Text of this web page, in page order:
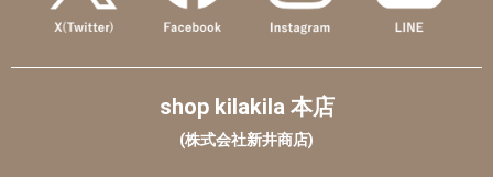
shop kilakila 本店
(株式会社新井商店)